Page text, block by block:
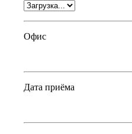
Офис
Дата приёма